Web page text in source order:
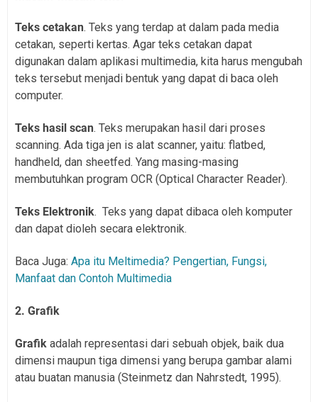
Teks cetakan. Teks yang terdap at dalam pada media
cetakan, seperti kertas. Agar teks cetakan dapat
digunakan dalam aplikasi multimedia, kita harus mengubah
teks tersebut menjadi bentuk yang dapat di baca oleh
computer.
Teks hasil scan. Teks merupakan hasil dari proses
scanning. Ada tiga jen is alat scanner, yaitu: flatbed,
handheld, dan sheetfed. Yang masing-masing
membutuhkan program OCR (Optical Character Reader).
Teks Elektronik. Teks yang dapat dibaca oleh komputer
dan dapat dioleh secara elektronik.
Baca Juga: Apa itu Meltimedia? Pengertian, Fungsi,
Manfaat dan Contoh Multimedia
2. Grafik
Grafik adalah representasi dari sebuah objek, baik dua
dimensi maupun tiga dimensi yang berupa gambar alami
atau buatan manusia (Steinmetz dan Nahrstedt, 1995).